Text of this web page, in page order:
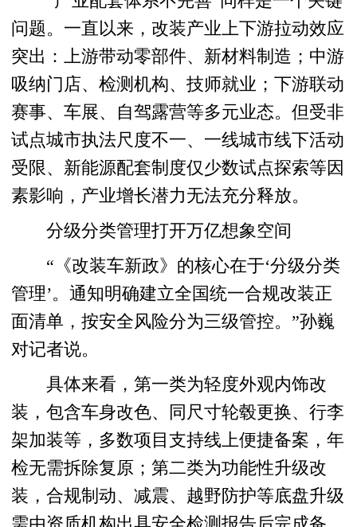
问题。一直以来，改装产业上下游拉动效应
突出：上游带动零部件、新材料制造；中游
吸纳门店、检测机构、技师就业；下游联动
赛事、车展、自驾露营等多元业态。但受非
试点城市执法尺度不一、一线城市线下活动
受限、新能源配套制度仅少数试点探索等因
素影响，产业增长潜力无法充分释放。
分级分类管理打开万亿想象空间
“《改装车新政》的核心在于‘分级分类
管理’。通知明确建立全国统一合规改装正
面清单，按安全风险分为三级管控。”孙巍
对记者说。
具体来看，第一类为轻度外观内饰改
装，包含车身改色、同尺寸轮毂更换、行李
架加装等，多数项目支持线上便捷备案，年
检无需拆除复原；第二类为功能性升级改
装，合规制动、减震、越野防护等底盘升级